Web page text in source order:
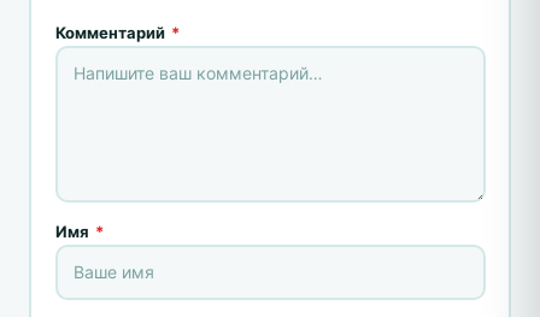
Комментарий *
Имя *